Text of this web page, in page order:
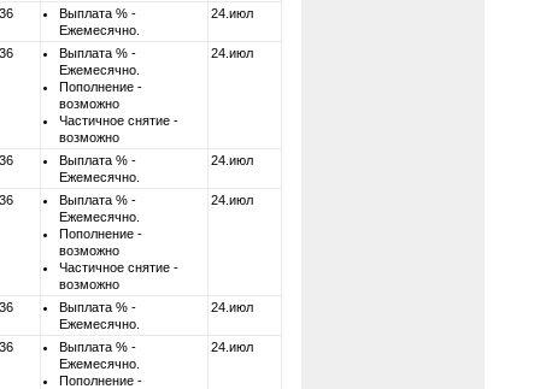
Выплата % -
Ежемесячно.
24.июл
Выплата % -
Ежемесячно.
Пополнение -
возможно
Частичное снятие -
возможно
24.июл
Выплата % -
Ежемесячно.
24.июл
Выплата % -
Ежемесячно.
Пополнение -
возможно
Частичное снятие -
возможно
24.июл
Выплата % -
Ежемесячно.
24.июл
Выплата % -
Ежемесячно.
Пополнение -
24.июл